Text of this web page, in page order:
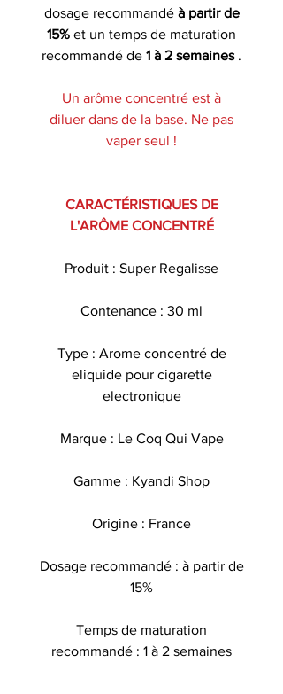
dosage recommandé à partir de
15% et un temps de maturation
recommandé de 1 à 2 semaines .
Un arôme concentré est à
diluer dans de la base. Ne pas
vaper seul !
CARACTÉRISTIQUES DE
L'ARÔME CONCENTRÉ
Produit : Super Regalisse
Contenance : 30 ml
Type : Arome concentré de
eliquide pour cigarette
electronique
Marque : Le Coq Qui Vape
Gamme : Kyandi Shop
Origine : France
Dosage recommandé : à partir de
15%
Temps de maturation
recommandé : 1 à 2 semaines